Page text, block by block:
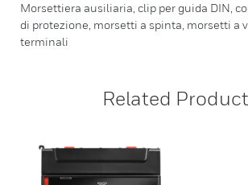
Morsettiera ausiliaria, clip per guida DIN,
di protezione, morsetti a spinta, morsetti a
terminali
Related